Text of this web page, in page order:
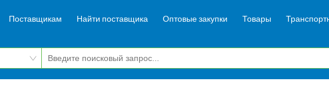
Поставщикам Найти поставщика Оптовые закупки Товары